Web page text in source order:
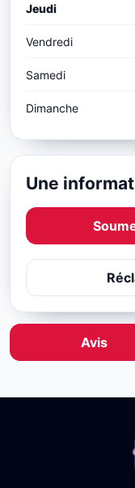
Jeudi
Vendredi
Samedi
Dimanche
Une
Avis